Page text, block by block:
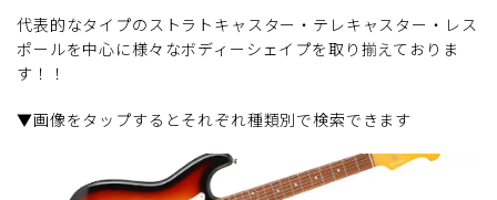
代表的なタイプのストラトキャスター・テレキャスター・レス
ポールを中心に様々なボディーシェイプを取り揃えておりま
す！！
▼画像をタップするとそれぞれ種類別で検索できます